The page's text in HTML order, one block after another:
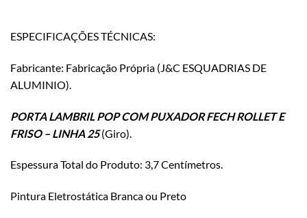
ESPECIFICAÇÕES TÉCNICAS:
Fabricante: Fabricação Própria (J&C ESQUADRIAS DE
ALUMINIO).
PORTA LAMBRIL POP COM PUXADOR FECH ROLLET E
FRISO – LINHA 25(Giro).
Espessura Total do Produto: 3,7 Centímetros.
Pintura Eletrostática Branca ou Preto